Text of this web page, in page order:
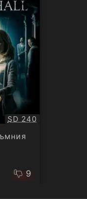
Качество:
SD 240
9